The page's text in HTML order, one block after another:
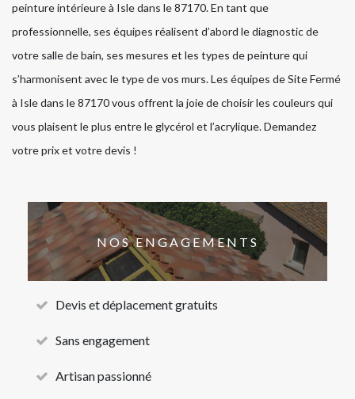
peinture intérieure à Isle dans le 87170. En tant que
professionnelle, ses équipes réalisent d’abord le diagnostic de
votre salle de bain, ses mesures et les types de peinture qui
s’harmonisent avec le type de vos murs. Les équipes de Site Fermé
à Isle dans le 87170 vous offrent la joie de choisir les couleurs qui
vous plaisent le plus entre le glycérol et l’acrylique. Demandez
votre prix et votre devis !
NOS ENGAGEMENTS
Devis et déplacement gratuits
Sans engagement
Artisan passionné